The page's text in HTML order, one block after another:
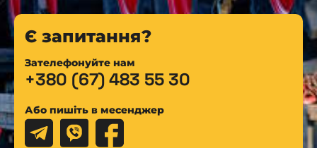
Є запитання?
Зателефонуйте нам
+380 (67) 483 55 30
Або пишіть в месенджер